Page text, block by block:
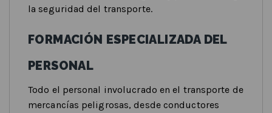
la seguridad del transporte.
FORMACIÓN ESPECIALIZADA DEL
PERSONAL
Todo el personal involucrado en el transporte de
mercancías peligrosas, desde conductores